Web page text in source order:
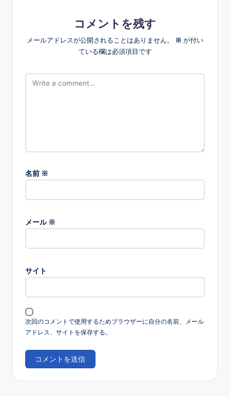
コメントを残す
メールアドレスが公開されることはありません。 ※ が付い
ている欄は必須項目です
名前 ※
メール ※
サイト
次回のコメントで使用するためブラウザーに自分の名前、メール
アドレス、サイトを保存する。